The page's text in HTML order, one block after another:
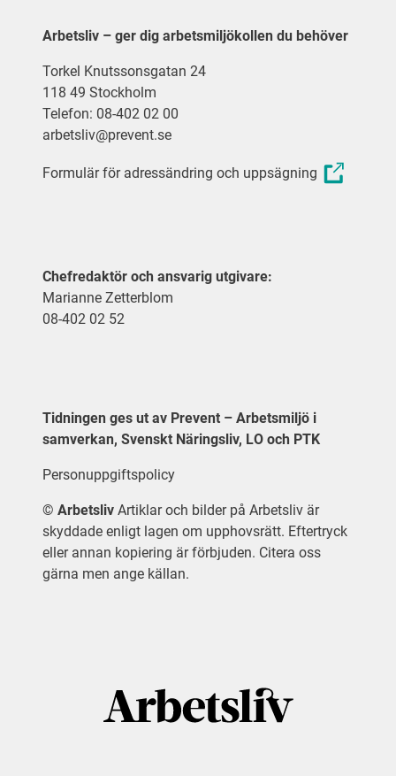
Arbetsliv – ger dig arbetsmiljökollen du behöver
Torkel Knutssonsgatan 24
118 49 Stockholm
Telefon: 08-402 02 00
arbetsliv@prevent.se
Formulär för adressändring och uppsägning
Chefredaktör och ansvarig utgivare:
Marianne Zetterblom
08-402 02 52
Tidningen ges ut av Prevent – Arbetsmiljö i
samverkan, Svenskt Näringsliv, LO och PTK
Personuppgiftspolicy
© Arbetsliv Artiklar och bilder på Arbetsliv är
skyddade enligt lagen om upphovsrätt. Eftertryck
eller annan kopiering är förbjuden. Citera oss
gärna men ange källan.